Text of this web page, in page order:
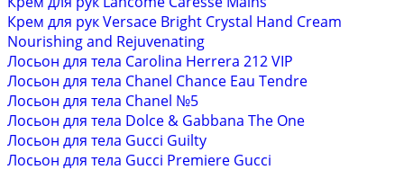
Крем для рук Versace Bright Crystal Hand Cream
Nourishing and Rejuvenating
Лосьон для тела Carolina Herrera 212 VIP
Лосьон для тела Chanel Chance Eau Tendre
Лосьон для тела Chanel №5
Лосьон для тела Dolce & Gabbana The One
Лосьон для тела Gucci Guilty
Лосьон для тела Gucci Premiere Gucci